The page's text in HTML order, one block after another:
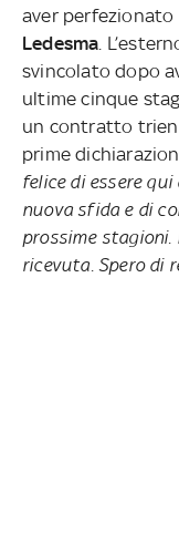
aver perfezionato
Ledesma .
svincolato dopo
ultime cinque
un contratto
prime
felice di essere
nuova sfida e di
prossime stagioni.
ricevuta. Spero di